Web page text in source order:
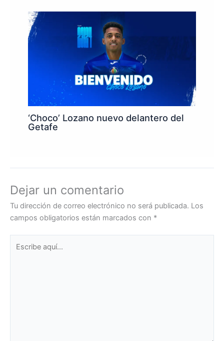
‘Choco’ Lozano nuevo delantero del
Getafe
Dejar un comentario
Tu dirección de correo electrónico no será publicada. Los
campos obligatorios están marcados con *
aquí...